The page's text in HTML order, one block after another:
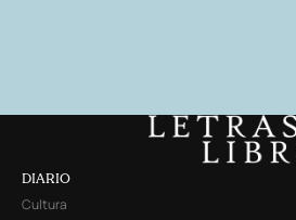
DIARIO
Cultura